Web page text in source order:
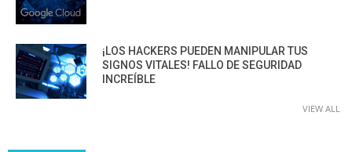
¡LOS HACKERS PUEDEN MANIPULAR TUS
SIGNOS VITALES! FALLO DE SEGURIDAD
INCREÍBLE
VIEW ALL